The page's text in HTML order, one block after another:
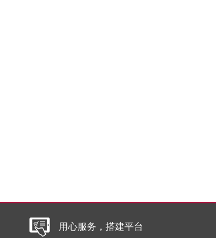
用心服务，搭建平台